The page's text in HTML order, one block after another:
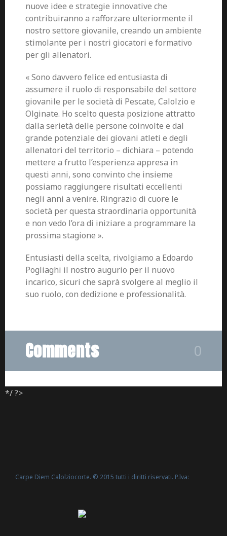
nuove idee e strategie innovative che
contribuiranno a rafforzare ulteriormente il
nostro settore giovanile, creando un ambiente
stimolante per i nostri giocatori e formativo
per gli allenatori.
« Sono davvero felice ed entusiasta di
assumere il ruolo di responsabile del settore
giovanile per le società di Pescate, Calolzio e
Olginate. Ho scelto questa posizione attratto
dalla serietà delle persone coinvolte e dal
grande potenziale dei giovani atleti e degli
allenatori del territorio – dichiara – potendo
mettere a frutto l’esperienza appresa in
questi anni, sono convinto che insieme
possiamo raggiungere risultati eccellenti
negli anni a venire. Ringrazio di cuore le
società per questa straordinaria opportunità
e non vedo l’ora di iniziare a programmare la
prossima stagione ».
Entusiasti della scelta, rivolgiamo a Edoardo
Pogliaghi il nostro augurio per il nuovo
incarico, sicuri che saprà svolgere al meglio il
suo ruolo, con dedizione e professionalità.
Comments 0
*/ ?>
Carpe Diem Calolziocorte. © 2015 tutti i diritti riservati. P.Iva: